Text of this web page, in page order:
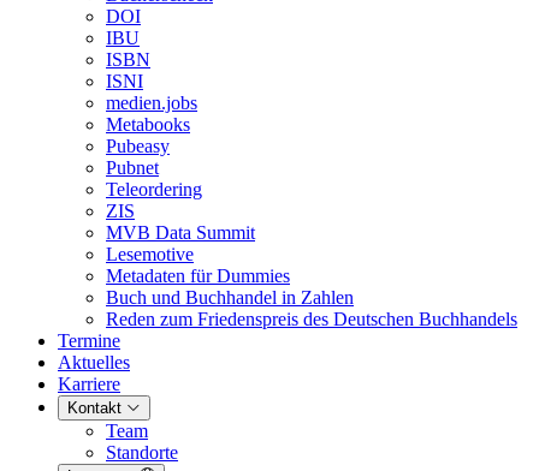
DOI
IBU
ISBN
ISNI
medien.jobs
Metabooks
Pubeasy
Pubnet
Teleordering
ZIS
MVB Data Summit
Lesemotive
Metadaten für Dummies
Buch und Buchhandel in Zahlen
Reden zum Friedenspreis des Deutschen Buchhandels
Termine
Aktuelles
Karriere
Kontakt
Team
Standorte